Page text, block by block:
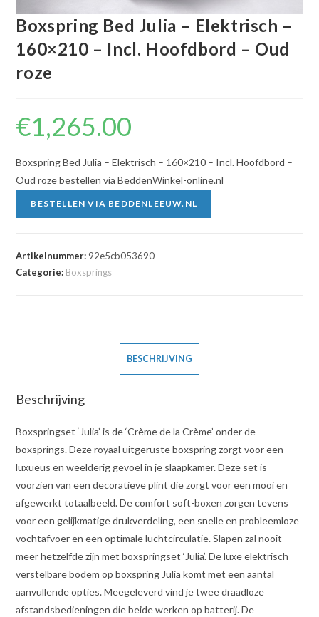
Boxspring Bed Julia – Elektrisch –
160×210 – Incl. Hoofdbord – Oud
roze
€1,265.00
Boxspring Bed Julia – Elektrisch – 160×210 – Incl. Hoofdbord –
Oud roze bestellen via BeddenWinkel-online.nl
BESTELLEN VIA BEDDENLEEUW.NL
Artikelnummer: 92e5cb053690
Categorie: Boxsprings
BESCHRIJVING
Beschrijving
Boxspringset ‘Julia’ is de ‘Crème de la Crème’ onder de
boxsprings. Deze royaal uitgeruste boxspring zorgt voor een
luxueus en weelderig gevoel in je slaapkamer. Deze set is
voorzien van een decoratieve plint die zorgt voor een mooi en
afgewerkt totaalbeeld. De comfort soft-boxen zorgen tevens
voor een gelijkmatige drukverdeling, een snelle en probleemloze
vochtafvoer en een optimale luchtcirculatie. Slapen zal nooit
meer hetzelfde zijn met boxspringset ‘Julia’. De luxe elektrisch
verstelbare bodem op boxspring Julia komt met een aantal
aanvullende opties. Meegeleverd vind je twee draadloze
afstandsbedieningen die beide werken op batterij. De